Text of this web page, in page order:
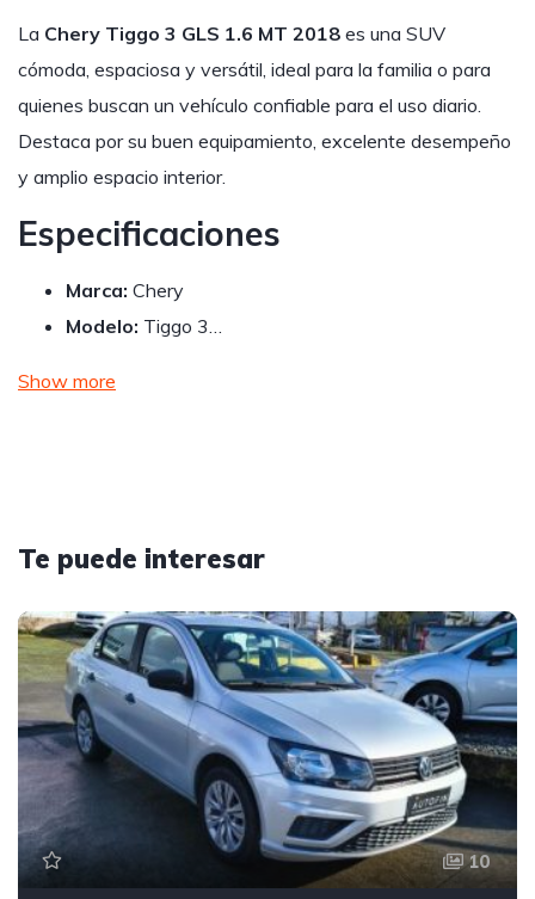
La Chery Tiggo 3 GLS 1.6 MT 2018 es una SUV
cómoda, espaciosa y versátil, ideal para la familia o para
quienes buscan un vehículo confiable para el uso diario.
Destaca por su buen equipamiento, excelente desempeño
y amplio espacio interior.
Especificaciones
Marca: Chery
Modelo: Tiggo 3…
Show more
Te puede interesar
10